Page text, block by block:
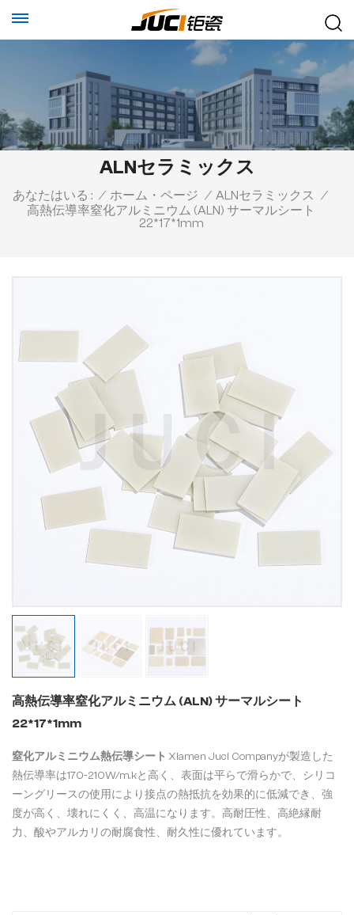
ALNセラミックス
あなたはいる : / ホーム・ページ / ALNセラミックス /
高熱伝導率窒化アルミニウム (ALN) サーマルシート
22*17*1mm
高熱伝導率窒化アルミニウム (ALN) サーマルシート
22*17*1mm
窒化アルミニウム熱伝導シート Xiamen Juci Companyが製造した
熱伝導率は170-210W/m.kと高く、表面は平らで滑らかで、シリコ
ーングリースの使用により接点の熱抵抗を効果的に低減でき、強
度が高く、壊れにくく、高温になります。高耐圧性、高絶縁耐
力、酸やアルカリの耐腐食性、耐久性に優れています。